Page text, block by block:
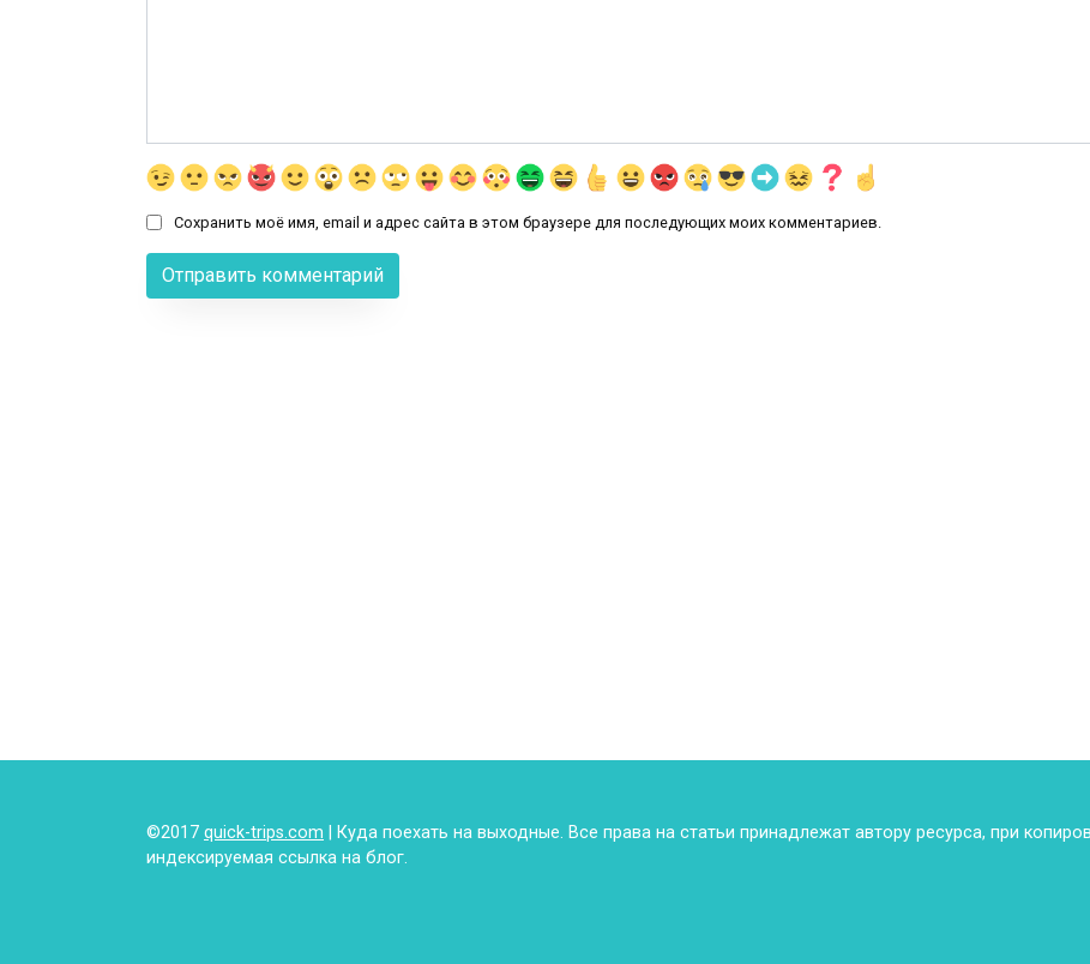
Сохранить моё имя, email и адрес сайта в этом браузере для последующих моих комментариев.
©2017 quick-trips.com | Куда поехать на выходные. Все права на статьи принадлежат автору ресурса, при
индексируемая ссылка на блог.